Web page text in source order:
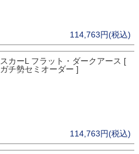
114,763円(税込)
スカーL フラット・ダークアース [
ガチ勢セミオーダー ]
114,763円(税込)